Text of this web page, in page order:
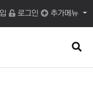
로그인 추가메뉴
검
버